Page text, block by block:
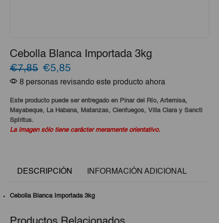
Cebolla Blanca Importada 3kg
€7,85 El
precio
original
era:
€7,85.
€5,85
precio
actual
es:
€5,85.
8 personas revisando este producto ahora
Este producto puede ser entregado en Pinar del Río, Artemisa,
Mayabeque, La Habana, Matanzas, Cienfuegos, Villa Clara y Sancti
Spíritus.
La imagen sólo tiene carácter meramente orientativo.
DESCRIPCIÓN INFORMACIÓN ADICIONAL
Cebolla Blanca Importada 3kg